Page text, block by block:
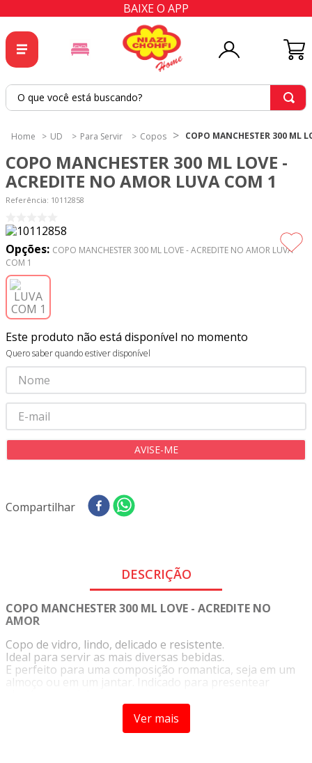
BAIXE O APP
O que você está buscando?
UD Para Servir Copos COPO MANCHESTER 300 ML
COPO MANCHESTER 300 ML LOVE -
ACREDITE NO AMOR LUVA COM 1
Referência: 10112858
Opções: COPO MANCHESTER 300 ML LOVE - ACREDITE NO AMOR LUVA
COM 1
Este produto não está disponível no momento
Quero saber quando estiver disponível
Compartilhar
DESCRIÇÃO
COPO MANCHESTER 300 ML LOVE - ACREDITE NO
AMOR
Copo de vidro, lindo, delicado e resistente.
Ideal para servir as mais diversas bebidas.
E perfeito para uma composição romantica, seja em um
almoço ou em um jantar. Indicado para presentear
Transparente e Dourado.
Ver mais
2º
tapete
cortina
5º
tapetes
6
7 º
tecido tricoline
8º
tricoline digital
9º
tecido oxford
10º tapete sisal